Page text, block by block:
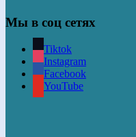
Мы в соц сетях
Tiktok
Instagram
Facebook
YouTube